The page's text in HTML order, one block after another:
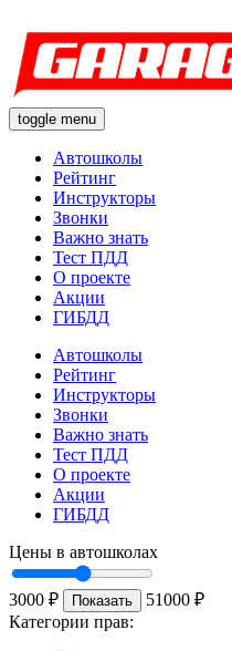
toggle menu
Автошколы
Рейтинг
Инструкторы
Звонки
Важно знать
Тест ПДД
О проекте
Акции
ГИБДД
Автошколы
Рейтинг
Инструкторы
Звонки
Важно знать
Тест ПДД
О проекте
Акции
ГИБДД
Цены в автошколах
3000 ₽ Показать 51000 ₽
Категории прав: